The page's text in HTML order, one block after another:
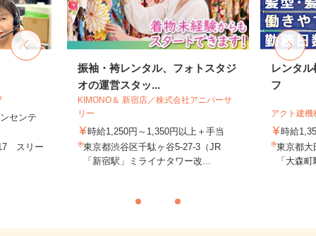
センテ
スリー
振袖・袴レンタル、フォトスタジ
オの運営スタッ...
KIMONO＆ 新宿店／株式会社アニバーサ
リー
時給1,250円～1,350円以上＋手当
東京都渋谷区千駄ヶ谷5-27-3（JR
「新宿駅」ミライナタワー改...
レンタ
フ
アクト建機
時給
東京都大
「大森